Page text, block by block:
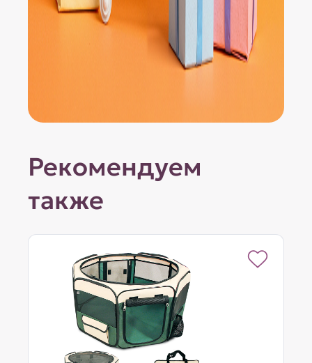
Рекомендуем
также